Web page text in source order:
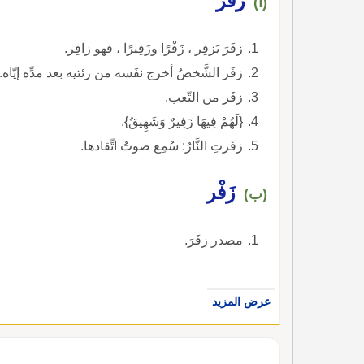
زفَرَ يَزفِر ، زَفْرًا وزَفِيرًا ، فهو زافِر.
زفَر الشَّخصُ أخرج نفَسه من رئتيه بعد مدِّه إيّاه.
زفَر من التّعب.
{لَهُمْ فِيهَا زَفِيرٌ وَشَهِيقٌ}.
زفَرتِ النَّارُ: سُمِع صوتُ اتِّقادها.
(ب) زَفْر
مصدر زفَرَ.
عرض المزيد